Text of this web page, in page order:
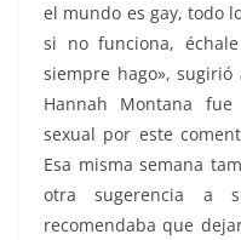
el mundo es gay, todo
si no funciona,
siempre hago»,
Hannah Montana
sexual por este
Esa misma semana
otra sugerencia a
recomendaba que